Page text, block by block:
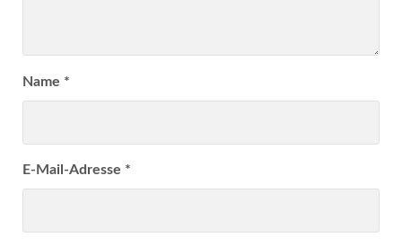
Name *
E-Mail-Adresse *